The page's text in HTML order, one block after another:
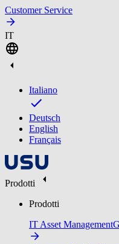
Customer Service
IT
Italiano
Deutsch
English
Français
Prodotti
Prodotti
IT Asset Management